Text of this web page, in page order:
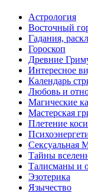
Астрология
Восточный
Гадания,
Гороскоп
Древние
Интересное
Календарь
Любовь и
Магические
Мастерская
Плетение
Сексуальная
Тайны
Талисманы и
Эзотерика
Язычество